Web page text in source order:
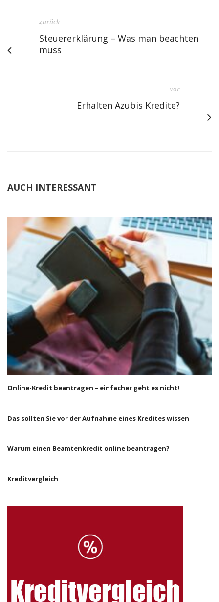
zurück
Steuererklärung – Was man beachten
muss
vor
Erhalten Azubis Kredite?
AUCH INTERESSANT
Online-Kredit beantragen – einfacher geht es nicht!
Das sollten Sie vor der Aufnahme eines Kredites wissen
Warum einen Beamtenkredit online beantragen?
Kreditvergleich